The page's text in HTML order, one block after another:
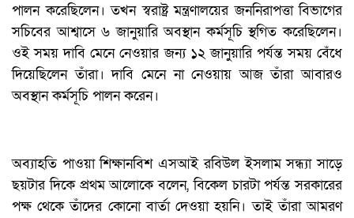
পালন করেছিলেন। তখন স্বরাষ্ট্র মন্ত্রণালয়ের জননিরাপত্তা বিভাগের
সচিবের আশ্বাসে ৬ জানুয়ারি অবস্থান কর্মসূচি স্থগিত করেছিলেন।
ওই সময় দাবি মেনে নেওয়ার জন্য ১২ জানুয়ারি পর্যন্ত সময় বেঁধে
দিয়েছিলেন তাঁরা। দাবি মেনে না নেওয়ায় আজ তাঁরা আবারও
অবস্থান কর্মসূচি পালন করেন।
অব্যাহতি পাওয়া শিক্ষানবিশ এসআই রবিউল ইসলাম সন্ধ্যা সাড়ে
ছয়টার দিকে প্রথম আলোকে বলেন, বিকেল চারটা পর্যন্ত সরকারের
পক্ষ থেকে তাঁদের কোনো বার্তা দেওয়া হয়নি। তাই তাঁরা আমরণ